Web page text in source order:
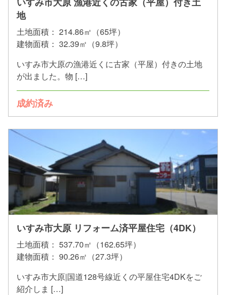
地
土地面積： 214.86㎡（65坪）
建物面積： 32.39㎡（9.8坪）
いすみ市大原の漁港近くに古家（平屋）付きの土地
が出ました。物 […]
成約済み
いすみ市大原 リフォーム済平屋住宅（4DK）
土地面積： 537.70㎡（162.65坪）
建物面積： 90.26㎡（27.3坪）
いすみ市大原|国道128号線近くの平屋住宅4DKをご
紹介しま […]